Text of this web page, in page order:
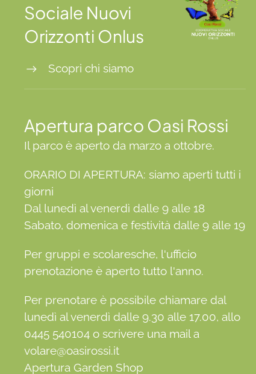
Sociale Nuovi
Orizzonti Onlus
Scopri chi siamo
Apertura parco Oasi Rossi
Il parco è aperto da marzo a ottobre.
ORARIO DI APERTURA: siamo aperti tutti i
giorni
Dal lunedì al venerdì dalle 9 alle 18
Sabato, domenica e festività dalle 9 alle 19
Per gruppi e scolaresche, l'ufficio
prenotazione è aperto tutto l'anno.
Per prenotare è possibile chiamare dal
lunedì al venerdì dalle 9.30 alle 17.00, allo
0445 540104 o scrivere una mail a
volare@oasirossi.it
Apertura Garden Shop